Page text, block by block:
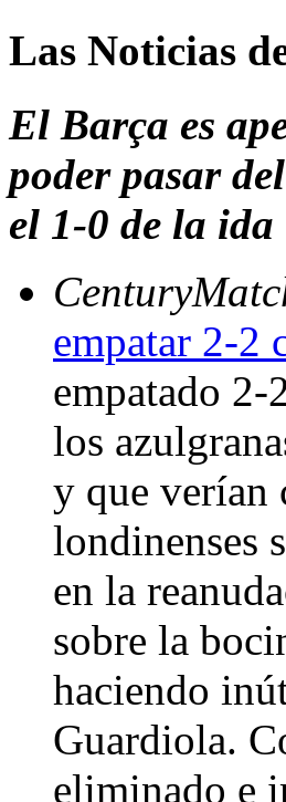
Las Noticias
El Barça es
poder pasar
el 1-0 de la ida
empatar 2-2
empatado 2-
los
y que verían
londinenses
en la
sobre la
haciendo
Guardiola.
eliminado e